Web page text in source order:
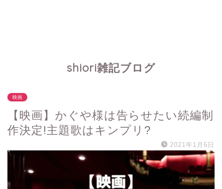
shiori雑記ブログ
映画
【映画】かぐや様は告らせたい続編制
作決定!主題歌はキンプリ?
2021年1月6日